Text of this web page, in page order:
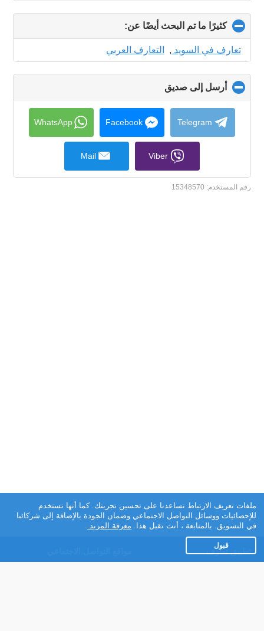
كثيرًا ما تم البحث أيضًا عن:
to
collapse
contents
تعارف في السويد , التعارف العربي
أرسل إلى صديق
to
collapse
contents
Telegram
Facebook
WhatsApp
Viber
Mail
رقم المستخدم: 15348570
تطبيق تعارف
ملفات تعريف الارتباط تساعدنا على تحسين تجربتك. كما أنها تستخدم
للإحصائيات ووسائل التواصل الاجتماعي وضمان الجودة بالإضافة إلى شركائنا
في التسويق. بالمتابعة ، أنت تقبل هذا. معرفة المزيد .
قبول